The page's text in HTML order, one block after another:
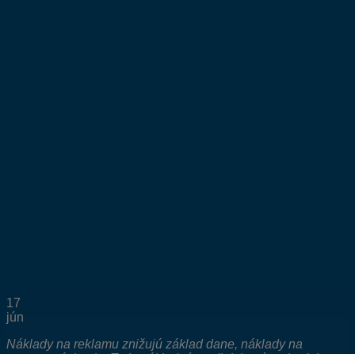
17
jún
Náklady na reklamu znižujú základ dane, náklady na